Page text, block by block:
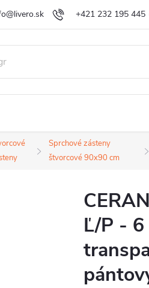
+421 232 195 445
a reklamácia Obchodné
Sprchové zásteny
štvorcové 90x90 cm
Ľ/P -